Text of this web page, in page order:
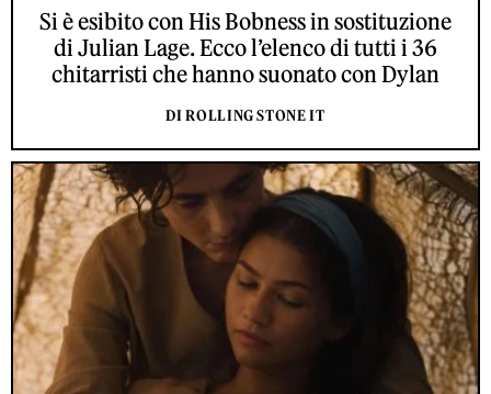
Si è esibito con His Bobness in sostituzione
di Julian Lage. Ecco l’elenco di tutti i 36
chitarristi che hanno suonato con Dylan
DI ROLLING STONE IT